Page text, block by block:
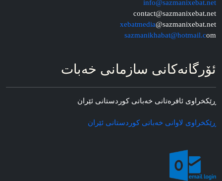
info@sazmanixebat.net
contact@sazmanixebat.net
xebatmedia@sazmanixebat.net
sazmanikhabat@hotmail.com
ئۆرگانه‌کانی سازمانی خه‌بات
ڕێکخراوی ئافره‌تانی خه‌باتی کوردستانی ئێران
ڕێکخراوی لاوانی خه‌باتی کوردستانی ئێران